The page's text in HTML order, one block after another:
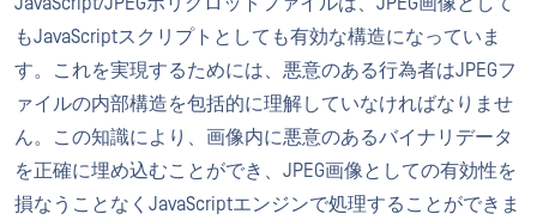
もJavaScriptスクリプトとしても有効な構造になっていま
す。これを実現するためには、悪意のある行為者はJPEGフ
ァイルの内部構造を包括的に理解していなければなりませ
ん。この知識により、画像内に悪意のあるバイナリデータ
を正確に埋め込むことができ、JPEG画像としての有効性を
損なうことなくJavaScriptエンジンで処理することができま